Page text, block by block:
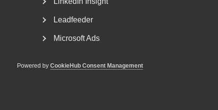
Leadfeeder
Microsoft Ads
Powered by CookieHub Consent Management
Läs föregående rapport